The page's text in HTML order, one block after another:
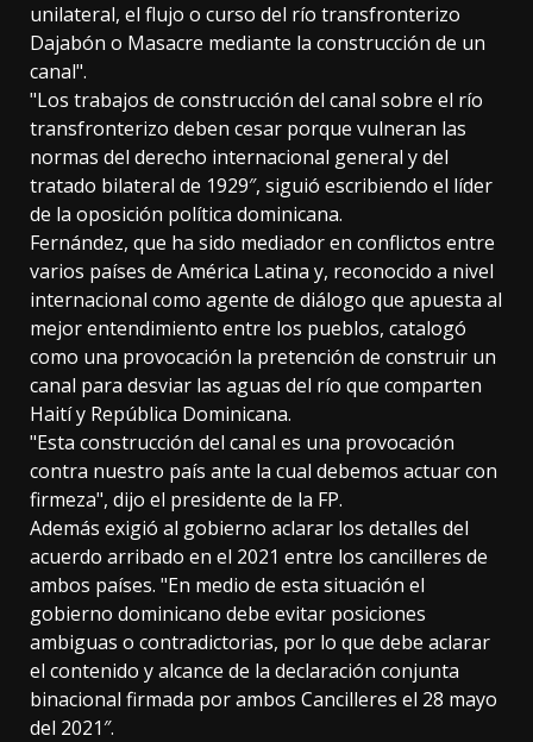
unilateral, el flujo o curso del río transfronterizo
Dajabón o Masacre mediante la construcción de un
canal".
"Los trabajos de construcción del canal sobre el río
transfronterizo deben cesar porque vulneran las
normas del derecho internacional general y del
tratado bilateral de 1929″, siguió escribiendo el líder
de la oposición política dominicana.
Fernández, que ha sido mediador en conflictos entre
varios países de América Latina y, reconocido a nivel
internacional como agente de diálogo que apuesta al
mejor entendimiento entre los pueblos, catalogó
como una provocación la pretención de construir un
canal para desviar las aguas del río que comparten
Haití y República Dominicana.
"Esta construcción del canal es una provocación
contra nuestro país ante la cual debemos actuar con
firmeza", dijo el presidente de la FP.
Además exigió al gobierno aclarar los detalles del
acuerdo arribado en el 2021 entre los cancilleres de
ambos países. "En medio de esta situación el
gobierno dominicano debe evitar posiciones
ambiguas o contradictorias, por lo que debe aclarar
el contenido y alcance de la declaración conjunta
binacional firmada por ambos Cancilleres el 28 mayo
del 2021″.